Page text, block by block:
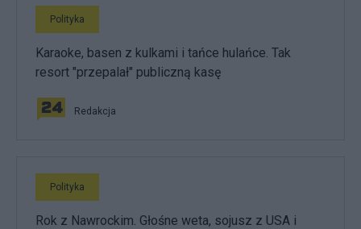
Polityka
Karaoke, basen z kulkami i tańce hulańce. Tak
resort "przepalał" publiczną kasę
Redakcja
Polityka
Rok z Nawrockim. Głośne weta, sojusz z USA i